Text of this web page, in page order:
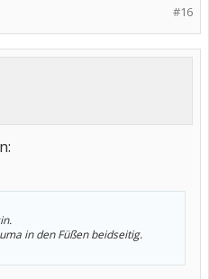
#16
in den Füßen beidseitig.